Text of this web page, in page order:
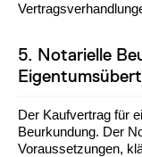
5. Notarielle
Der Kaufvertrag für
Beurkundung. Der
Voraussetzungen,